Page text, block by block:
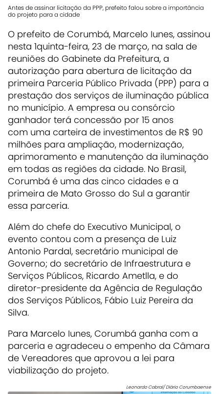
Antes de assinar licitação da PPP, prefeito falou sobre a importância
do projeto para a cidade
O prefeito de Corumbá, Marcelo Iunes, assinou
nesta 1quinta-feira, 23 de março, na sala de
reuniões do Gabinete da Prefeitura, a
autorização para abertura de licitação da
primeira Parceria Público Privada (PPP) para a
prestação dos serviços de iluminação pública
no município. A empresa ou consórcio
ganhador terá concessão por 15 anos
com uma carteira de investimentos de R$ 90
milhões para ampliação, modernização,
aprimoramento e manutenção da iluminação
em todas as regiões da cidade. No Brasil,
Corumbá é uma das cinco cidades e a
primeira de Mato Grosso do Sul a garantir
essa parceria.
Além do chefe do Executivo Municipal, o
evento contou com a presença de Luiz
Antonio Pardal, secretário municipal de
Governo; do secretário de Infraestrutura e
Serviços Públicos, Ricardo Ametlla, e do
diretor-presidente da Agência de Regulação
dos Serviços Públicos, Fábio Luiz Pereira da
Silva.
Para Marcelo Iunes, Corumbá ganha com a
parceria e agradeceu o empenho da Câmara
de Vereadores que aprovou a lei para
viabilização do projeto.
Leonardo Cabral/ Diário Corumbaense